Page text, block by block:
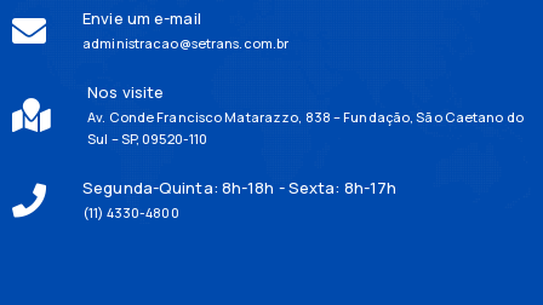
Envie um e-mail
administracao@setrans.com.br
Nos visite
Av. Conde Francisco Matarazzo, 838 – Fundação, São Caetano do
Sul – SP, 09520-110
Segunda-Quinta: 8h-18h - Sexta: 8h-17h
(11) 4330-4800